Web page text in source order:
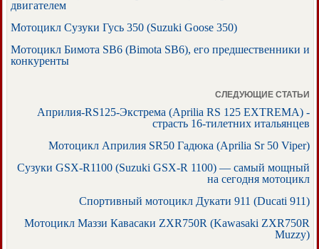
двигателем
Мотоцикл Сузуки Гусь 350 (Suzuki Goose 350)
Мотоцикл Бимота SB6 (Bimota SB6), его предшественники и
конкуренты
СЛЕДУЮЩИЕ СТАТЬИ
Априлия-RS125-Экстрема (Aprilia RS 125 EXTREMA) -
страсть 16-тилетних итальянцев
Мотоцикл Априлия SR50 Гадюка (Aprilia Sr 50 Viper)
Сузуки GSX-R1100 (Suzuki GSX-R 1100) — самый мощный
на сегодня мотоцикл
Спортивный мотоцикл Дукати 911 (Ducati 911)
Мотоцикл Маззи Кавасаки ZXR750R (Kawasaki ZXR750R
Muzzy)